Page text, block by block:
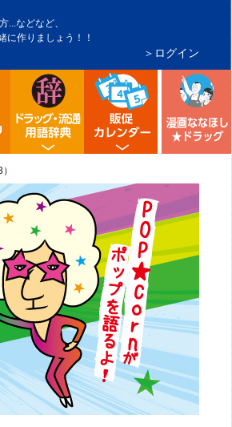
などなど、
に作りましょう！！
＞ログイン
ンバウンド対策
・マーケ分析
シニア向け売り場づくり流通業界・ドラッグストア用
ドラッグス